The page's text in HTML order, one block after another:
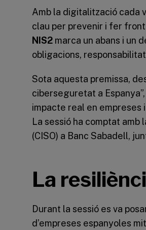
Amb la digitalització cada
clau per prevenir i fer front
NIS2 marca un abans i un
obligacions,
Sota aquesta premissa,
ciberseguretat a
impacte real en empreses
La sessió ha comptat
(CISO) a Banc Sabadell,
La
Durant la sessió es va
d’empreses espanyoles